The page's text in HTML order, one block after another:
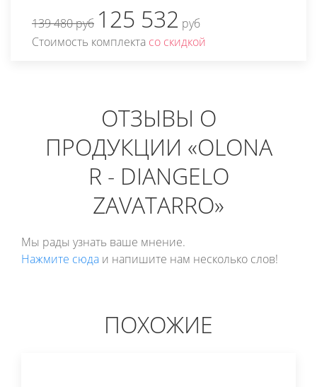
139 480 руб 125 532 руб
Стоимость комплекта со скидкой
ОТЗЫВЫ О
ПРОДУКЦИИ «OLONA
R - DIANGELO
ZAVATARRO»
Мы рады узнать ваше мнение.
Нажмите сюда и напишите нам несколько слов!
ПОХОЖИЕ